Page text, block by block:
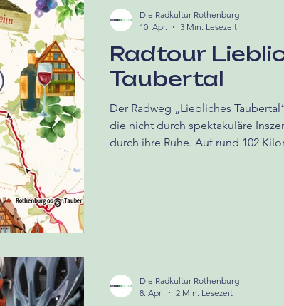
Radtour
Taubertal
Der Radweg „Liebliches
die nicht durch spektakuläre
durch ihre Ruhe. Auf rund 102
Die Radkultur Rothenburg
10. Apr.
3 Min. Lesezeit
Die Radkultur Rothenburg
8. Apr.
2 Min. Lesezeit